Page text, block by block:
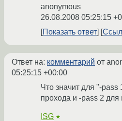
anonymous
26.08.2008 05:25:15
Показать ответ
Ответ на: комментарий от
05:25:15 +00:00
Что значит для "-pass
прохода и -pass 2 для
ISG ★